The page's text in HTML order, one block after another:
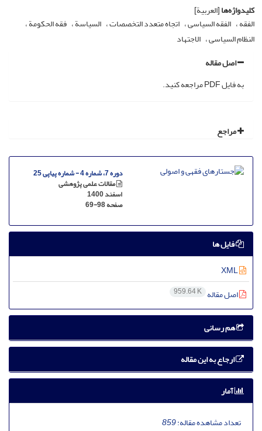
کلیدواژه‌ها[العربیة]
الفقه الفقه السیاسی اتجاه متعدد التخصصات السیاسة فقه الحکومة
النظام السیاسی الاجتهاد
اصل مقاله
به فایل PDF مراجعه کنید.
مراجع
دوره 7، شماره 4 - شماره پیاپی 25
مقالات علمی پژوهشی
اسفند 1400
صفحه69-98
فایل ها
اصل مقاله 959.64 K
هم رسانی
ارجاع به این مقاله
آمار
تعداد مشاهده مقاله:859